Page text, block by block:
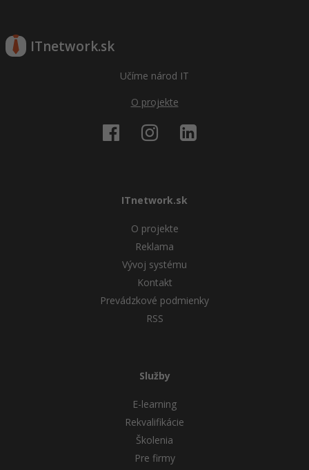
ITnetwork.sk
Učíme národ IT
O projekte
ITnetwork.sk
O projekte
Reklama
Vývoj systému
Kontakt
Prevádzkové podmienky
RSS
Služby
E-learning
Rekvalifikácie
Školenia
Pre firmy